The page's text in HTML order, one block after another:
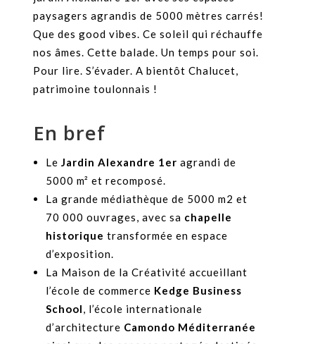
paysagers agrandis de 5000 mètres carrés!
Que des good vibes. Ce soleil qui réchauffe
nos âmes. Cette balade. Un temps pour soi.
Pour lire. S’évader. A bientôt Chalucet,
patrimoine toulonnais !
En bref
Le Jardin Alexandre 1er agrandi de
5000 m² et recomposé.
La grande médiathèque de 5000 m2 et
70 000 ouvrages, avec sa chapelle
historique transformée en espace
d’exposition.
La Maison de la Créativité accueillant
l’école de commerce Kedge Business
School, l’école internationale
d’architecture Camondo Méditerranée